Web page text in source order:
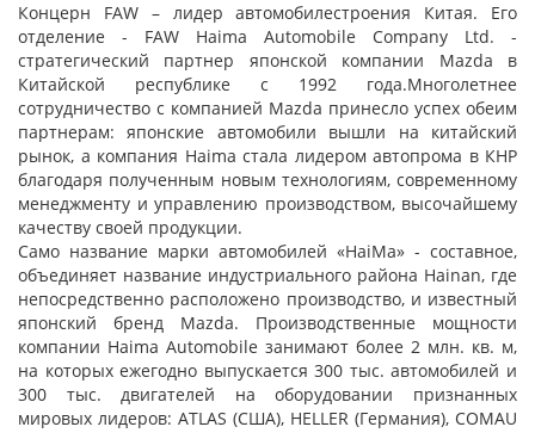
Концерн FAW – лидер автомобилестроения Китая. Его
отделение - FAW Haima Automobile Company Ltd. -
стратегический партнер японской компании Mazda в
Китайской республике с 1992 года.Многолетнее
сотрудничество с компанией Mazda принесло успех обеим
партнерам: японские автомобили вышли на китайский
рынок, а компания Haima стала лидером автопрома в КНР
благодаря полученным новым технологиям, современному
менеджменту и управлению производством, высочайшему
качеству своей продукции.
Само название марки автомобилей «HaiМa» - составное,
объединяет название индустриального района Hainan, где
непосредственно расположено производство, и известный
японский бренд Mazda. Производственные мощности
компании Haima Automobile занимают более 2 млн. кв. м,
на которых ежегодно выпускается 300 тыс. автомобилей и
300 тыс. двигателей на оборудовании признанных
мировых лидеров: ATLAS (CША), HELLER (Германия), COMAU